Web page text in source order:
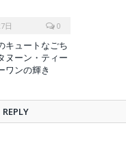
日 0
キュートなごち
ヌーン・ティー
ンの輝き